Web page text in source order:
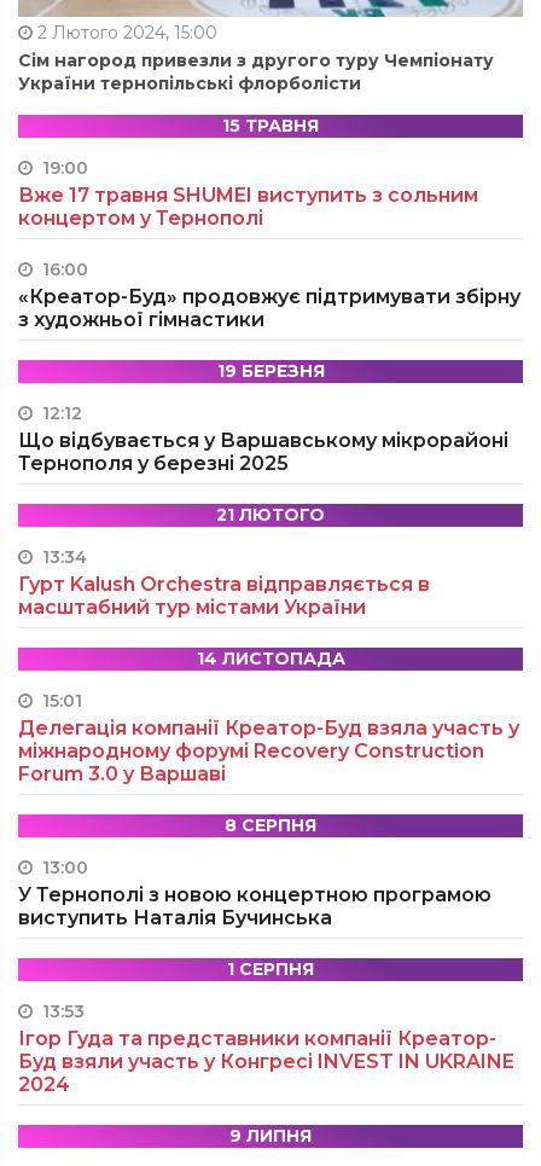
2 Лютого 2024, 15:00
Сім нагород привезли з другого туру Чемпіонату
України тернопільські флорболісти
15 ТРАВНЯ
19:00
Вже 17 травня SHUMEI виступить з сольним
концертом у Тернополі
16:00
«Креатор-Буд» продовжує підтримувати збірну
з художньої гімнастики
19 БЕРЕЗНЯ
12:12
Що відбувається у Варшавському мікрорайоні
Тернополя у березні 2025
21 ЛЮТОГО
13:34
Гурт Kalush Orchestra відправляється в
масштабний тур містами України
14 ЛИСТОПАДА
15:01
Делегація компанії Креатор-Буд взяла участь у
міжнародному форумі Recovery Construction
Forum 3.0 у Варшаві
8 СЕРПНЯ
13:00
У Тернополі з новою концертною програмою
виступить Наталія Бучинська
1 СЕРПНЯ
13:53
Ігор Гуда та представники компанії Креатор-
Буд взяли участь у Конгресі INVEST IN UKRAINE
2024
9 ЛИПНЯ